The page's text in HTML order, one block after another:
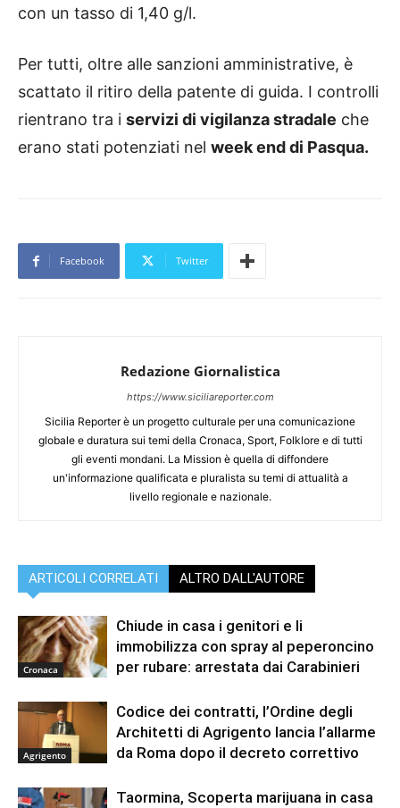
con un tasso di 1,40 g/l.
Per tutti, oltre alle sanzioni amministrative, è
scattato il ritiro della patente di guida. I controlli
rientrano tra i servizi di vigilanza stradale che
erano stati potenziati nel week end di Pasqua.
Facebook Twitter
Redazione Giornalistica
https://www.siciliareporter.com
Sicilia Reporter è un progetto culturale per una comunicazione
globale e duratura sui temi della Cronaca, Sport, Folklore e di tutti
gli eventi mondani. La Mission è quella di diffondere
un'informazione qualificata e pluralista su temi di attualità a
livello regionale e nazionale.
ARTICOLI CORRELATI ALTRO DALL'AUTORE
Cronaca
Chiude in casa i genitori e li
immobilizza con spray al peperoncino
per rubare: arrestata dai Carabinieri
Agrigento
Codice dei contratti, l’Ordine degli
Architetti di Agrigento lancia l’allarme
da Roma dopo il decreto correttivo
Taormina, Scoperta marijuana in casa